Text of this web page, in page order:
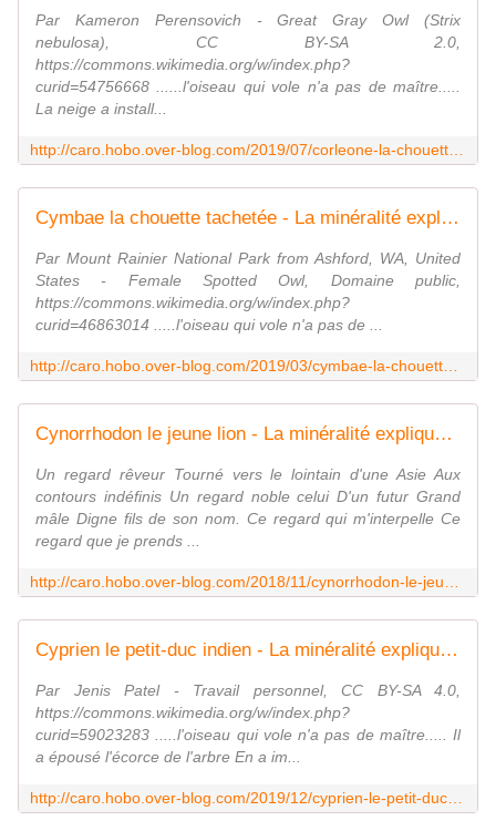
Par Kameron Perensovich - Great Gray Owl (Strix
nebulosa), CC BY-SA 2.0,
https://commons.wikimedia.org/w/index.php?
curid=54756668 ......l'oiseau qui vole n'a pas de maître.....
La neige a install...
Cymbae la chouette tachetée - La minéralité expliquée aux cailloux
Par Mount Rainier National Park from Ashford, WA, United
States - Female Spotted Owl, Domaine public,
https://commons.wikimedia.org/w/index.php?
curid=46863014 .....l'oiseau qui vole n'a pas de ...
Cynorrhodon le jeune lion - La minéralité expliquée aux cailloux
Un regard rêveur Tourné vers le lointain d'une Asie Aux
contours indéfinis Un regard noble celui D'un futur Grand
mâle Digne fils de son nom. Ce regard qui m'interpelle Ce
regard que je prends ...
Cyprien le petit-duc indien - La minéralité expliquée aux cailloux
Par Jenis Patel - Travail personnel, CC BY-SA 4.0,
https://commons.wikimedia.org/w/index.php?
curid=59023283 .....l'oiseau qui vole n'a pas de maître..... Il
a épousé l'écorce de l'arbre En a im...